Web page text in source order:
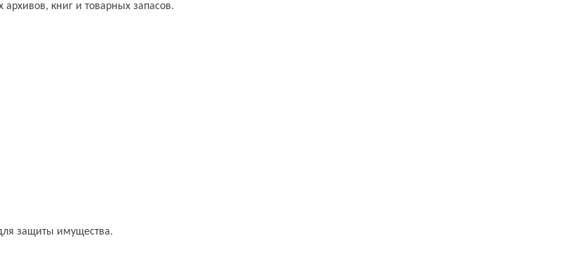
книг и товарных запасов.
защиты имущества.